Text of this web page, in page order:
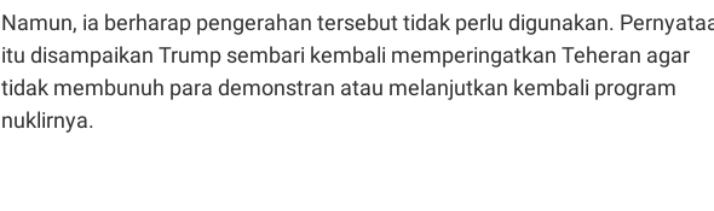
Namun, ia berharap pengerahan tersebut tidak perlu digunakan.
itu disampaikan Trump sembari kembali memperingatkan Teheran agar
tidak membunuh para demonstran atau melanjutkan kembali program
nuklirnya.